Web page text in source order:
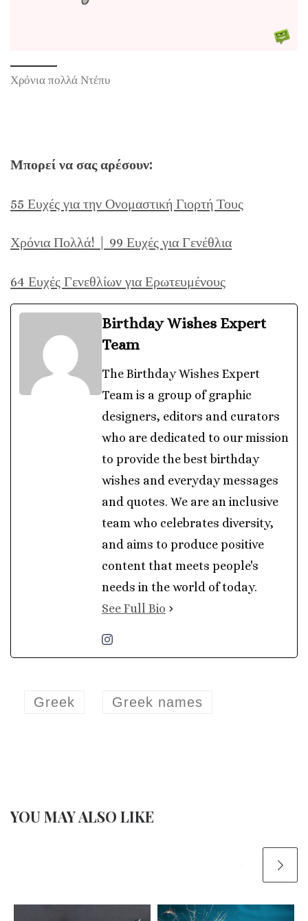
Χρόνια πολλά Ντέπυ
Μπορεί να σας αρέσουν:
55 Ευχές για την Ονομαστική Γιορτή Τους
Χρόνια Πολλά! | 99 Ευχές για Γενέθλια
64 Ευχές Γενεθλίων για Ερωτευμένους
Birthday Wishes Expert
Team
The Birthday Wishes Expert
Team is a group of graphic
designers, editors and curators
who are dedicated to our mission
to provide the best birthday
wishes and everyday messages
and quotes. We are an inclusive
team who celebrates diversity,
and aims to produce positive
content that meets people's
needs in the world of today.
See Full Bio
Greek Greek names
YOU MAY ALSO LIKE